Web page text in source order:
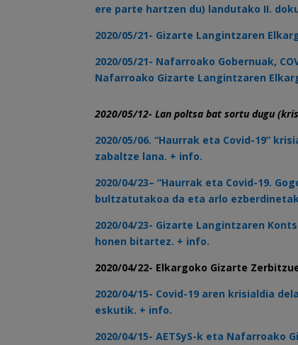
ere parte hartzen du) landutako II.
2020/05/21- Gizarte Langintzaren
2020/05/21- Nafarroako Gobernuak,
Nafarroako Gizarte Langintzaren
2020/05/12- Lan poltsa bat sortu dugu
2020/05/06. “Haurrak eta Covid-19”
zabaltze lana. + info.
2020/04/23– “Haurrak eta Covid-19.
bultzatutakoa da eta arlo
2020/04/23- Gizarte Langintzaren
honen bitartez. + info.
2020/04/22- Elkargoko Gizarte
2020/04/15- Covid-19 aren krisialdia
eskutik. + info.
2020/04/15- AETSyS-k eta